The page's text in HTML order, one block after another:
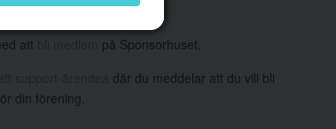
att
på Sponsorhuset.
där du meddelar att du vill bli
din förening.